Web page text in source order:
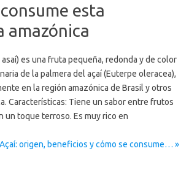
esta
amazónica
es una fruta pequeña, redonda y de color
de la palmera del açaí (Euterpe oleracea),
en la región amazónica de Brasil y otros
Características: Tiene un sabor entre frutos
un toque terroso. Es muy rico en
origen, beneficios y cómo se consume… »